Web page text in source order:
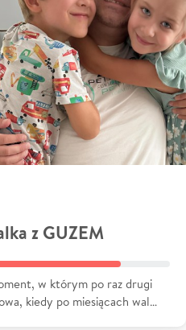
z GUZEM
w którym po raz drugi
kiedy po miesiącach wal…